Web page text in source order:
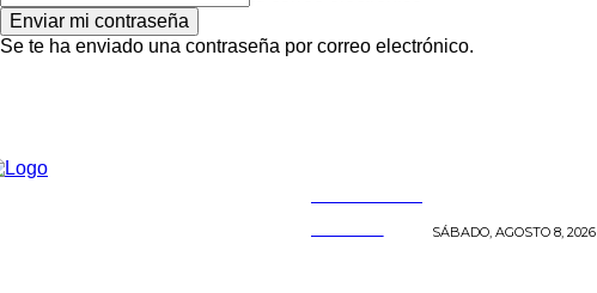
Se te ha enviado una contraseña por correo electrónico.
SÁBADO, AGOSTO 8, 2026